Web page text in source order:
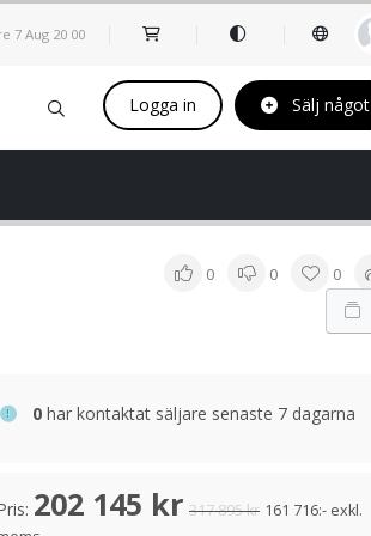
7 Aug 20 00
Logga in Sälj något
0 0 0
0 har kontaktat säljare senaste 7 dagarna
202 145 kr 317 895 kr 161 716:- exkl.